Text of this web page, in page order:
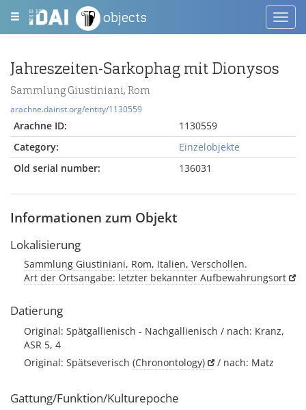
objects
Jahreszeiten-Sarkophag mit Dionysos
Sammlung Giustiniani, Rom
arachne.dainst.org/entity/1130559
Arachne ID:
1130559
Category:
Einzelobjekte
Old serial number:
136031
Informationen zum Objekt
Lokalisierung
Sammlung Giustiniani, Rom, Italien, Verschollen.
Art der Ortsangabe: letzter bekannter Aufbewahrungsort
Datierung
Original: Spätgallienisch - Nachgallienisch / nach: Kranz,
ASR 5, 4
Original: Spätseverisch (Chronontology) / nach: Matz
Gattung/Funktion/Kulturepoche